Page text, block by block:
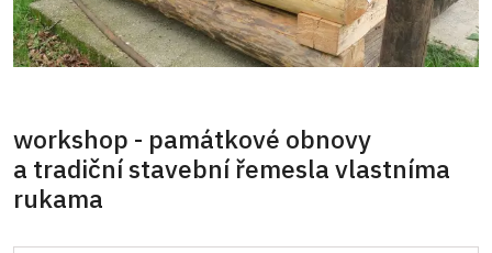
workshop - památkové obnovy
a tradiční stavební řemesla vlastníma
rukama